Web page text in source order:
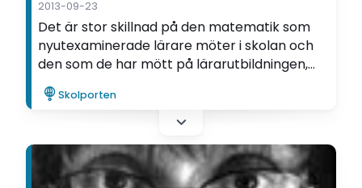
2013-09-23
Det är stor skillnad på den matematik som
nyutexaminerade lärare möter i skolan och
den som de har mött på lärarutbildningen,
menar Hanna Palmér som forskat om
tidigarelärares identitetsutveckling som
Skolporten